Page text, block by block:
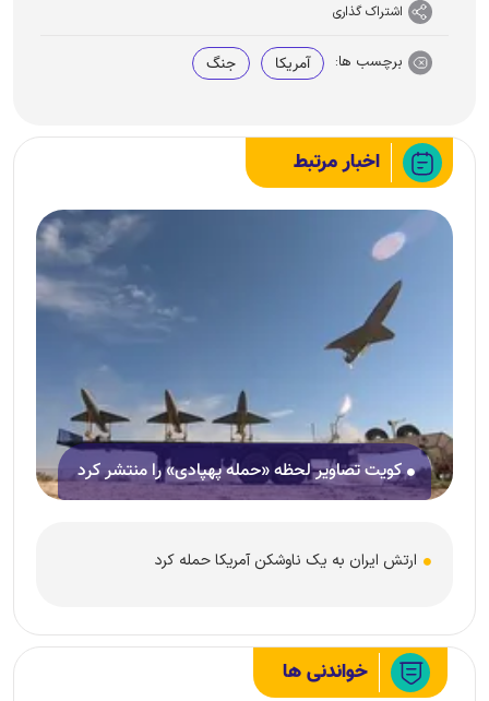
اشتراک گذاری
برچسب ها: آمریکا جنگ
اخبار مرتبط
کویت تصاویر لحظه «حمله پهپادی» را منتشر کرد
ارتش ایران به یک ناوشکن آمریکا حمله کرد
خواندنی ها